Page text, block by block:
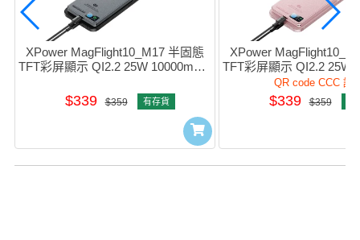
XPower MagFlight10_M17 半固態
TFT彩屏顯示 QI2.2 25W 10000mAh
(QR,CCC)
$339 $359 有存貨
XPower
TFT彩屏顯示 QI2.2 25W
磁吸行動電源 (粉紅色)
(QR,CCC)
QR code CCC 認
$339 $359